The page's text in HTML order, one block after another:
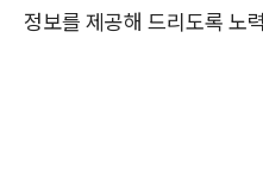
정보를 제공해 드리도록 노